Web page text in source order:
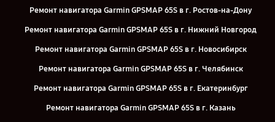
Ремонт навигатора Garmin GPSMAP 65S в г. Ростов-на-Дону
Ремонт навигатора Garmin GPSMAP 65S в г. Нижний Новгород
Ремонт навигатора Garmin GPSMAP 65S в г. Новосибирск
Ремонт навигатора Garmin GPSMAP 65S в г. Челябинск
Ремонт навигатора Garmin GPSMAP 65S в г. Екатеринбург
Ремонт навигатора Garmin GPSMAP 65S в г. Казань